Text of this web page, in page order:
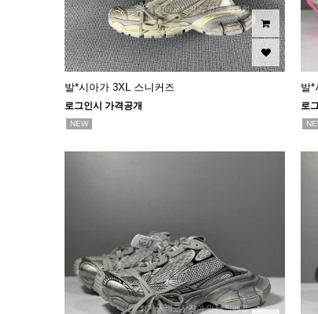
발*시아가 3XL 스니커즈
로그인시 가격공개
NEW
발*
로